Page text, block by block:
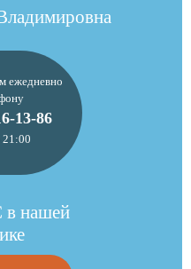
ежедневно
13-86
21:00
нашей